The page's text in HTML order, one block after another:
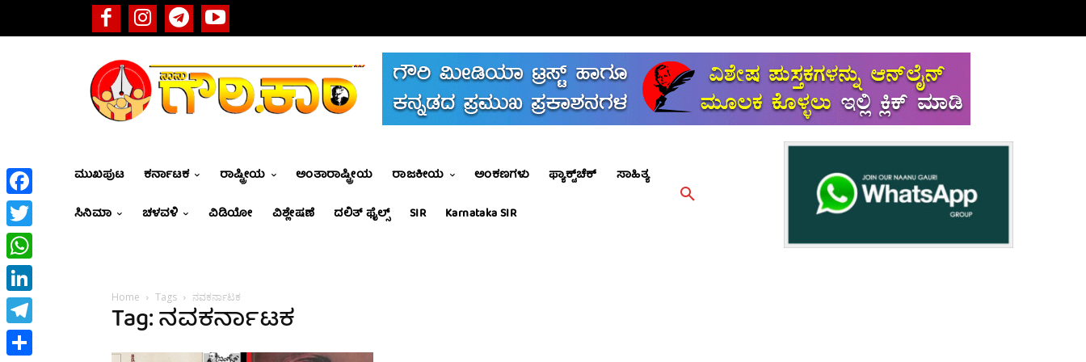
ಮುಖಪುಟ ಕರ್ನಾಟಕ ರಾಷ್ಟ್ರೀಯ ಅಂತಾರಾಷ್ಟ್ರೀಯ ರಾಜಕೀಯ ಅಂಕಣಗಳು ಫ್ಯಾಕ್ಟ್‌ಚೆಕ್
ಸಾಹಿತ್ಯ
ಸಿನಿಮಾ
ಚಳವಳಿ ವಿಡಿಯೋ ವಿಶ್ಲೇಷಣೆ ದಲಿತ್ ಫೈಲ್ಸ್ SIR Karnataka SIR
Home Tags ನವಕರ್ನಾಟಕ
Tag: ನವಕರ್ನಾಟಕ
Facebook
Twitter
WhatsApp
LinkedIn
Telegram